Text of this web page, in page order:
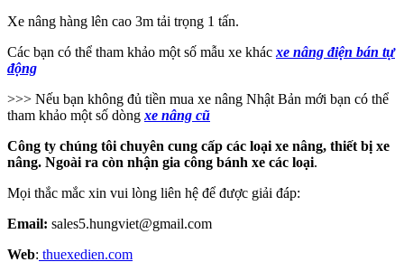
Xe nâng hàng lên cao 3m tải trọng 1 tấn.
Các bạn có thể tham khảo một số mẫu xe khác xe nâng điện bán tự
động
>>> Nếu bạn không đủ tiền mua xe nâng Nhật Bản mới bạn có thể
tham khảo một số dòng xe nâng cũ
Công ty chúng tôi chuyên cung cấp các loại xe nâng, thiết bị xe
nâng. Ngoài ra còn nhận gia công bánh xe các loại.
Mọi thắc mắc xin vui lòng liên hệ để được giải đáp:
Email: sales5.hungviet@gmail.com
Web: thuexedien.com